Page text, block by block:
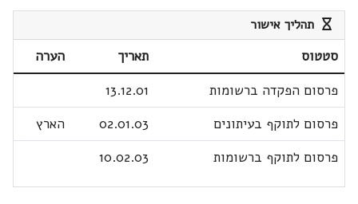
תהליך אישור
סטטוס תאריך
הערה
פרסום הפקדה ברשומות
13.12.01
פרסום לתוקף בעיתונים
02.01.03
הארץ
פרסום לתוקף ברשומות
10.02.03